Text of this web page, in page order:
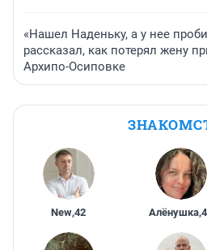
«Нашел Наденьку, а у нее
рассказал, как потерял жену
Архипо-Осиповке
New,42 Алёнушка,